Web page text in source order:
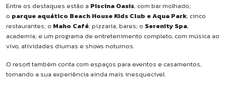
Entre os destaques estão a Piscina Oasis, com bar molhado;
o parque aquático Beach House Kids Club e Aqua Park; cinco
restaurantes; o Maho Café; pizzaria; bares; o Serenity Spa;
academia; e um programa de entretenimento completo, com música ao
vivo, atividades diurnas e shows noturnos.
O resort também conta com espaços para eventos e casamentos,
tornando a sua experiência ainda mais inesquecível.